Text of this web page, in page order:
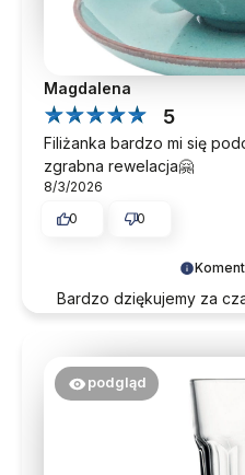
Bardzo dziękujemy za
odwiedzin.
Magdalena
5
Filiżanka bardzo mi się
zgrabna rewelacja🤗
8/3/2026
0
0
podgląd